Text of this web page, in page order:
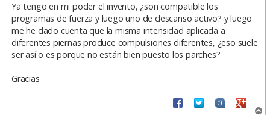
j
e
Ya tengo en mi poder el invento, ¿son compatible los
programas de fuerza y luego uno de descanso activo? y luego
me he dado cuenta que la misma intensidad aplicada a
diferentes piernas produce compulsiones diferentes, ¿eso suele
ser así o es porque no están bien puesto los parches?
Gracias